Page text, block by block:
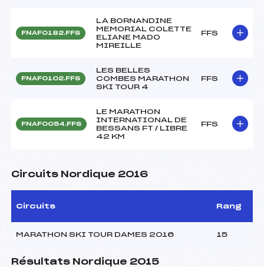
FNAF0182.FFS
LA BORNANDINE
MEMORIAL COLETTE
ELIANE MADO
MIREILLE
FFS
FNAF0102.FFS
LES BELLES
COMBES MARATHON
SKI TOUR 4
FFS
FNAF0054.FFS
LE MARATHON
INTERNATIONAL DE
BESSANS FT / LIBRE
42 KM
FFS
Circuits Nordique 2016
Circuits Rang
MARATHON SKI TOUR DAMES 2016 15
Résultats Nordique 2015